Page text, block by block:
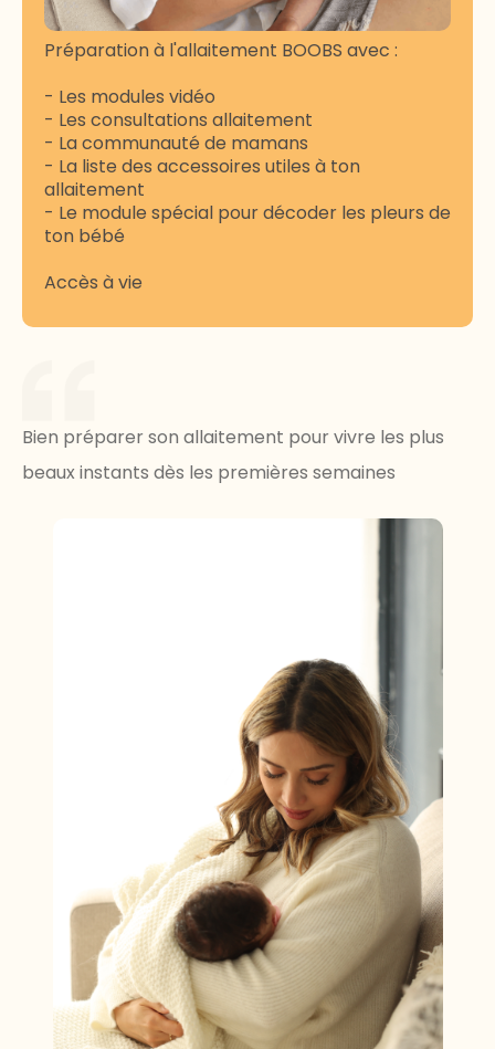
Préparation à l'allaitement BOOBS avec :
- Les modules vidéo
- Les consultations allaitement
- La communauté de mamans
- La liste des accessoires utiles à ton
allaitement
- Le module spécial pour décoder les pleurs de
ton bébé
Accès à vie
Bien préparer son allaitement pour vivre les plus
beaux instants dès les premières semaines